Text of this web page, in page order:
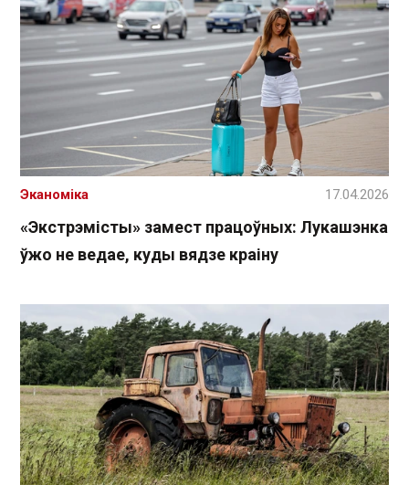
«Экстрэмісты» замест працоўных: Лукашэнка
ўжо не ведае, куды вядзе краіну
Эканоміка 17.04.2026